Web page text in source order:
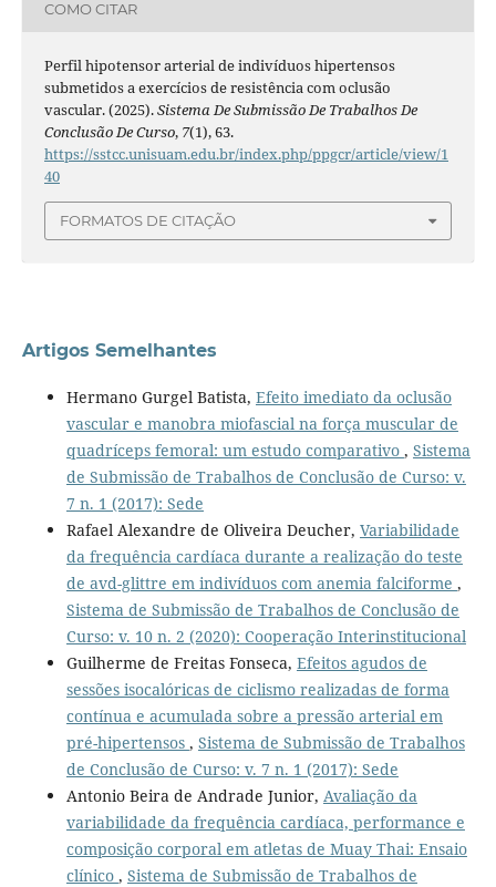
COMO CITAR
Perfil hipotensor arterial de indivíduos hipertensos
submetidos a exercícios de resistência com oclusão
vascular. (2025).Sistema De Submissão De Trabalhos De
Conclusão De Curso, 7(1), 63.
https://sstcc.unisuam.edu.br/index.php/ppgcr/article/view/1
40
FORMATOS DE CITAÇÃO
Artigos Semelhantes
Hermano Gurgel Batista, Efeito imediato da oclusão
vascular e manobra miofascial na força muscular de
quadríceps femoral: um estudo comparativo , Sistema
de Submissão de Trabalhos de Conclusão de Curso: v.
7 n. 1 (2017): Sede
Rafael Alexandre de Oliveira Deucher, Variabilidade
da frequência cardíaca durante a realização do teste
de avd-glittre em indivíduos com anemia falciforme ,
Sistema de Submissão de Trabalhos de Conclusão de
Curso: v. 10 n. 2 (2020): Cooperação Interinstitucional
Guilherme de Freitas Fonseca, Efeitos agudos de
sessões isocalóricas de ciclismo realizadas de forma
contínua e acumulada sobre a pressão arterial em
pré-hipertensos , Sistema de Submissão de Trabalhos
de Conclusão de Curso: v. 7 n. 1 (2017): Sede
Antonio Beira de Andrade Junior, Avaliação da
variabilidade da frequência cardíaca, performance e
composição corporal em atletas de Muay Thai: Ensaio
clínico , Sistema de Submissão de Trabalhos de